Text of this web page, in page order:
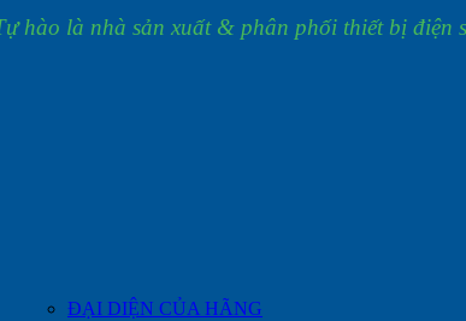
hào là nhà sản xuất & phân phối thiết bị điện
ĐẠI DIỆN CỦA HÃNG